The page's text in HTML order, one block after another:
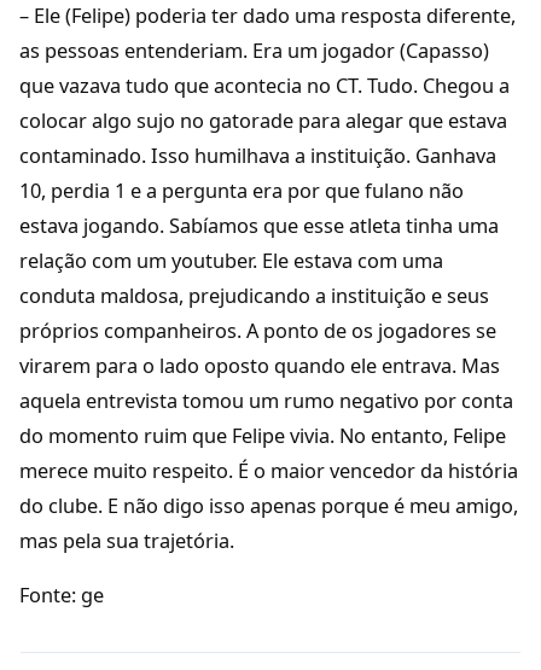
– Ele (Felipe) poderia ter dado uma resposta diferente,
as pessoas entenderiam. Era um jogador (Capasso)
que vazava tudo que acontecia no CT. Tudo. Chegou a
colocar algo sujo no gatorade para alegar que estava
contaminado. Isso humilhava a instituição. Ganhava
10, perdia 1 e a pergunta era por que fulano não
estava jogando. Sabíamos que esse atleta tinha uma
relação com um youtuber. Ele estava com uma
conduta maldosa, prejudicando a instituição e seus
próprios companheiros. A ponto de os jogadores se
virarem para o lado oposto quando ele entrava. Mas
aquela entrevista tomou um rumo negativo por conta
do momento ruim que Felipe vivia. No entanto, Felipe
merece muito respeito. É o maior vencedor da história
do clube. E não digo isso apenas porque é meu amigo,
mas pela sua trajetória.
Fonte: ge